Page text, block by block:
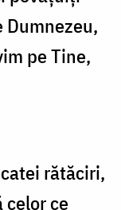
pe Tine,
rătăciri,
celor ce